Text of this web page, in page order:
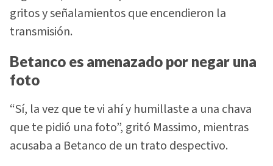
gritos y señalamientos que encendieron la
transmisión.
Betanco es amenazado por negar una
foto
“Sí, la vez que te vi ahí y humillaste a una chava
que te pidió una foto”, gritó Massimo, mientras
acusaba a Betanco de un trato despectivo.